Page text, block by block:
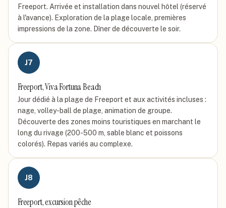
Freeport. Arrivée et installation dans nouvel hôtel (réservé
à l'avance). Exploration de la plage locale, premières
impressions de la zone. Dîner de découverte le soir.
J7
Freeport, Viva Fortuna Beach
Jour dédié à la plage de Freeport et aux activités incluses :
nage, volley-ball de plage, animation de groupe.
Découverte des zones moins touristiques en marchant le
long du rivage (200-500 m, sable blanc et poissons
colorés). Repas variés au complexe.
J8
Freeport, excursion pêche